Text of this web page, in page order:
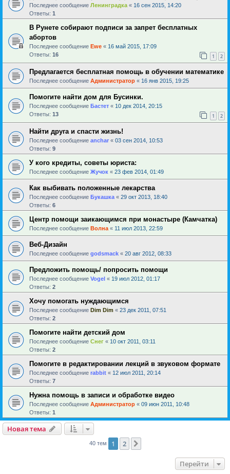
Последнее сообщение Ленинградка « 16 сен 2015, 14:20
Ответы: 1
В Рунете собирают подписи за запрет бесплатных
абортов
Последнее сообщение Ewe « 16 май 2015, 17:09
Ответы: 16 1 2
Предлагается бесплатная помощь в обучении математике
Последнее сообщение Администратор « 16 янв 2015, 19:25
Помогите найти дом для Бусинки.
Последнее сообщение Бастет « 10 дек 2014, 20:15
Ответы: 13 1 2
Найти друга и спасти жизнь!
Последнее сообщение anchar « 03 сен 2014, 10:53
Ответы: 9
У кого кредиты, советы юриста:
Последнее сообщение Жучок « 23 фев 2014, 01:49
Как выбивать положенные лекарства
Последнее сообщение Букашка « 29 окт 2013, 18:40
Ответы: 6
Центр помощи заикающимся при монастыре (Камчатка)
Последнее сообщение Волна « 11 июл 2013, 22:59
Веб-Дизайн
Последнее сообщение godsmack « 20 авг 2012, 08:33
Предложить помощь/ попросить помощи
Последнее сообщение Vogel « 19 июл 2012, 01:17
Ответы: 2
Хочу помогать нуждающимся
Последнее сообщение Dim Dim « 23 дек 2011, 07:51
Ответы: 2
Помогите найти детский дом
Последнее сообщение Снег « 10 окт 2011, 03:11
Ответы: 2
Помогите в редактировании лекций в звуковом формате
Последнее сообщение rabbit « 12 июл 2011, 20:14
Ответы: 7
Нужна помощь в записи и обработке видео
Последнее сообщение Администратор « 09 июн 2011, 10:48
Ответы: 1
Новая тема
40 тем 1 2
Перейти